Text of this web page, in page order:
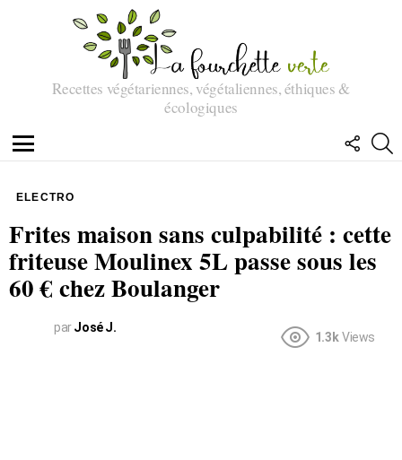
Recettes végétariennes, végétaliennes, éthiques &
écologiques
Menu
NOUS
ELECTRO
Frites maison sans culpabilité : cette
friteuse Moulinex 5L passe sous les
60 € chez Boulanger
par José J.
1.3k Views